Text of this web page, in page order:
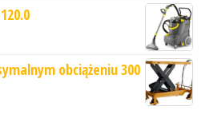
obciążeniu 300